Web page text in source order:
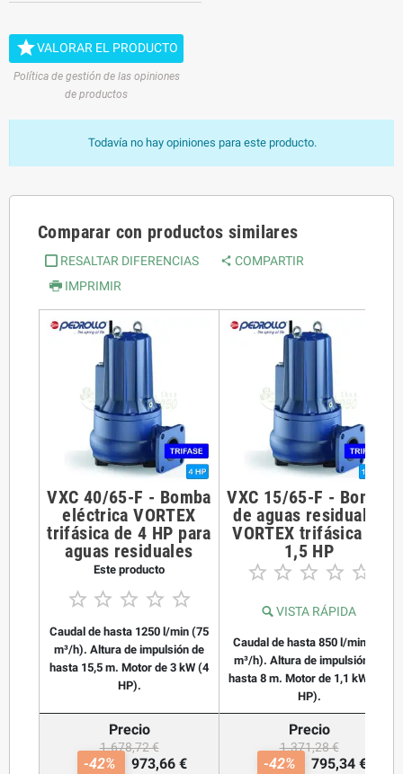
VALORAR EL PRODUCTO
Política de gestión de las opiniones
de productos
Todavía no hay opiniones para este producto.
Comparar con productos similares
RESALTAR DIFERENCIAS
COMPARTIR
IMPRIMIR
VXC 40/65-F - Bomba
eléctrica VORTEX
trifásica de 4 HP para
aguas residuales
Este producto
    
Caudal de hasta 1250 l/min (75
m³/h). Altura de impulsión de
hasta 15,5 m. Motor de 3 kW (4
HP).
VXC 15/65-F - Bomba
de aguas residuales
VORTEX trifásica de
1,5 HP
    
VISTA RÁPIDA
Caudal de hasta 850 l/min (51
m³/h). Altura de impulsión de
hasta 8 m. Motor de 1,1 kW (1,5
HP).
Precio
1.678,72 €
-42% 973,66 €
Precio
1.371,28 €
-42% 795,34 €